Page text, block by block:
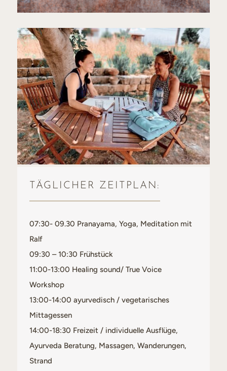
TÄGLICHER ZEITPLAN:
07:30- 09.30 Pranayama, Yoga, Meditation mit
Ralf
09:30 – 10:30 Frühstück
11:00-13:00 Healing sound/ True Voice
Workshop
13:00-14:00 ayurvedisch / vegetarisches
Mittagessen
14:00-18:30 Freizeit / individuelle Ausflüge,
Ayurveda Beratung, Massagen, Wanderungen,
Strand